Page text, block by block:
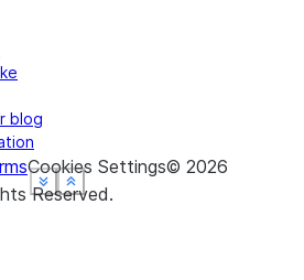
Show less
See more
Show less
See more
Show less
See more
Show less
See more
blog
Cookies Settings© 2026
Reserved.